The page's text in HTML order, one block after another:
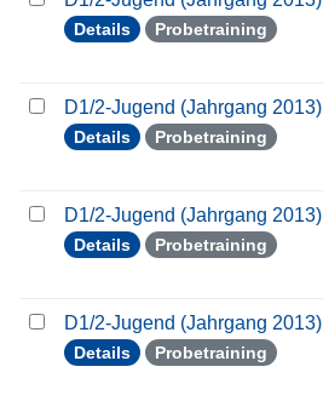
Details Probetraining
D1/2-Jugend (Jahrgang 2013)
Details Probetraining
D1/2-Jugend (Jahrgang 2013)
Details Probetraining
D1/2-Jugend (Jahrgang 2013)
Details Probetraining